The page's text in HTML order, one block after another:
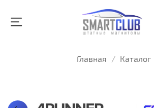
Главная Каталог